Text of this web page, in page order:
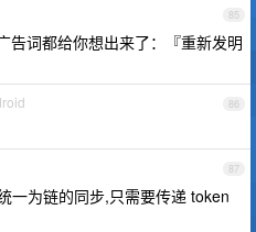
85
告词都给你想出来了：『重新发明
86
87
一为链的同步,只需要传递 token